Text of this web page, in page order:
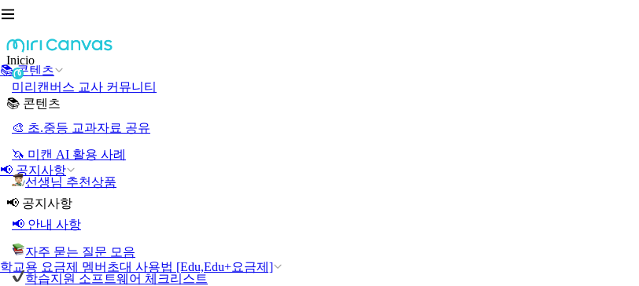
📚 콘텐츠
📢 공지사항
학교용 요금제 멤버초대 사용법 [Edu,Edu+요금제]
Inicio
미리캔버스 교사 커뮤니티
📚 콘텐츠
🎨 초.중등 교과자료 공유
🦄 미캔 AI 활용 사례
선생님 추천상품
📢 공지사항
📢 안내 사항
자주 묻는 질문 모음
학습지원 소프트웨어 체크리스트